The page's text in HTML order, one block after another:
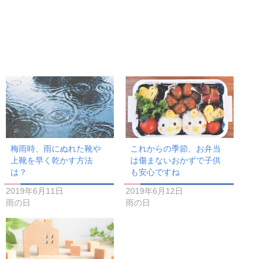
梅雨時、雨にぬれた靴や
上靴を早く乾かす方法
は？
2019年6月11日
雨の日
これからの季節、お弁当
は傷まないおかずで子供
も安心ですね
2019年6月12日
雨の日